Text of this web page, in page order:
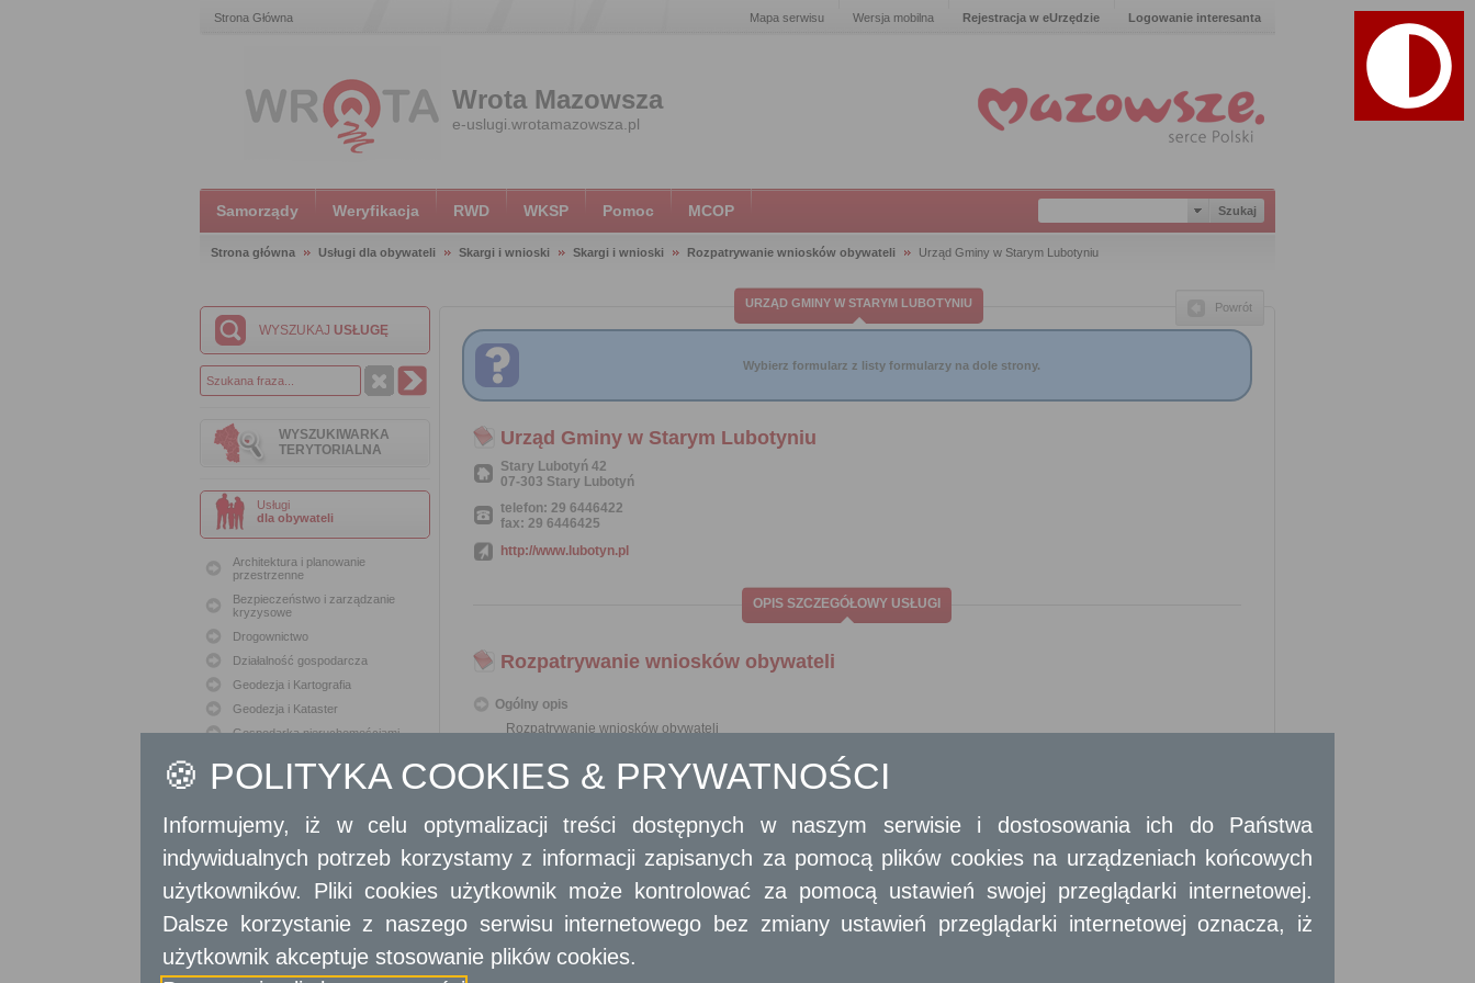
Strona Główna Mapa serwisu Wersja mobilna Rejestracja w eUrzędzie Logowanie interesanta
Wrota Mazowsza
e-uslugi.wrotamazowsza.pl
Samorządy Weryfikacja RWD WKSP Pomoc MCOP
Strona główna Usługi dla obywateli Skargi i wnioski Skargi i wnioski Rozpatrywanie wniosków obywateli Urząd Gminy w Starym Lubotyniu
WYSZUKAJ USŁUGĘ
WYSZUKIWARKA
TERYTORIALNA
Usługi
dla obywateli
Architektura i planowanie
przestrzenne
Bezpieczeństwo i zarządzanie
kryzysowe
Drogownictwo
Działalność gospodarcza
Geodezja i Kartografia
Geodezja i Kataster
Gospodarka nieruchomościami
Ochrona Środowiska
Podatki i opłaty lokalne
Polityka lokalowa
Skargi i wnioski
Sport i Rekreacja
Sprawy komunalne
Sprawy komunikacyjne
URZĄD GMINY W STARYM LUBOTYNIU Powrót
Wybierz formularz z listy formularzy na dole strony.
Urząd Gminy w Starym Lubotyniu
Stary Lubotyń 42
07-303 Stary Lubotyń
telefon: 29 6446422
fax: 29 6446425
http://www.lubotyn.pl
OPIS SZCZEGÓŁOWY USŁUGI
Rozpatrywanie wniosków obywateli
Ogólny opis
Rozpatrywanie wniosków obywateli
Opis skrócony
poprawy organizacji urzędu;
wzmocnienia praworządności;
usprawnienia pracy i zapobiegania nadużyciom;
lepszego zaspokajania potrzeb ludności.
Obywatel polski, może złożyć wniosek. Dokument z odpowiedzią na wniosek, wydaje się w zależności od żądania
wnioskodawcy, na piśmie utrwalonym w postaci papierowej, opatrzonym własnoręcznym podpisem lub w postaci
elektronicznej, opatrzonym kwalifikowanym podpisem elektronicznym, podpisem zaufanym albo podpisem osobistym.
🍪 POLITYKA COOKIES & PRYWATNOŚCI
Informujemy, iż w celu optymalizacji treści dostępnych w naszym serwisie i dostosowania ich do Państwa
indywidualnych potrzeb korzystamy z informacji zapisanych za pomocą plików cookies na urządzeniach końcowych
użytkowników. Pliki cookies użytkownik może kontrolować za pomocą ustawień swojej przeglądarki internetowej.
Dalsze korzystanie z naszego serwisu internetowego bez zmiany ustawień przeglądarki internetowej oznacza, iż
użytkownik akceptuje stosowanie plików cookies.